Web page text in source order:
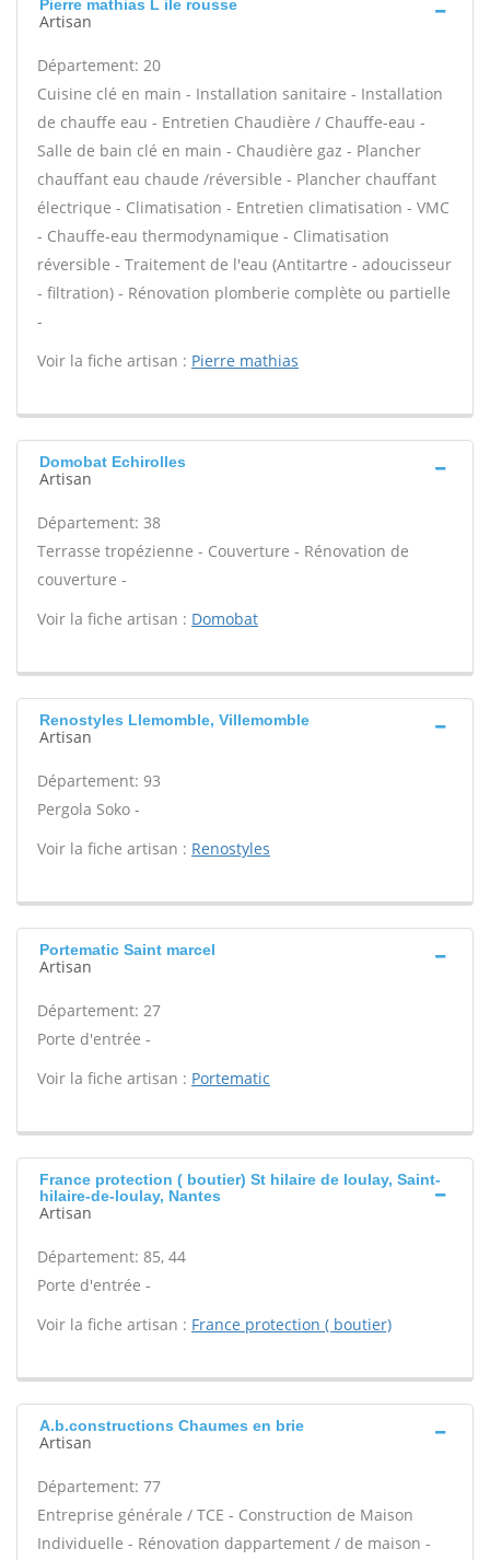
Pierre mathias L ile rousse
Artisan
Département: 20
Cuisine clé en main - Installation sanitaire - Installation
de chauffe eau - Entretien Chaudière / Chauffe-eau -
Salle de bain clé en main - Chaudière gaz - Plancher
chauffant eau chaude /réversible - Plancher chauffant
électrique - Climatisation - Entretien climatisation - VMC
- Chauffe-eau thermodynamique - Climatisation
réversible - Traitement de l'eau (Antitartre - adoucisseur
- filtration) - Rénovation plomberie complète ou partielle
-
Voir la fiche artisan : Pierre mathias
Domobat Echirolles
Artisan
Département: 38
Terrasse tropézienne - Couverture - Rénovation de
couverture -
Voir la fiche artisan : Domobat
Renostyles Llemomble, Villemomble
Artisan
Département: 93
Pergola Soko -
Voir la fiche artisan : Renostyles
Portematic Saint marcel
Artisan
Département: 27
Porte d'entrée -
Voir la fiche artisan : Portematic
France protection ( boutier) St hilaire de loulay, Saint-
hilaire-de-loulay, Nantes
Artisan
Département: 85, 44
Porte d'entrée -
Voir la fiche artisan : France protection ( boutier)
A.b.constructions Chaumes en brie
Artisan
Département: 77
Entreprise générale / TCE - Construction de Maison
Individuelle - Rénovation dappartement / de maison -